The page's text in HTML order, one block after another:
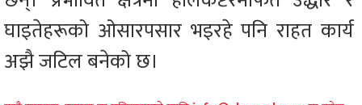
घाइतेहरूको ओसारपसार भइरहे पनि राहत कार्य
अझै जटिल बनेको छ।